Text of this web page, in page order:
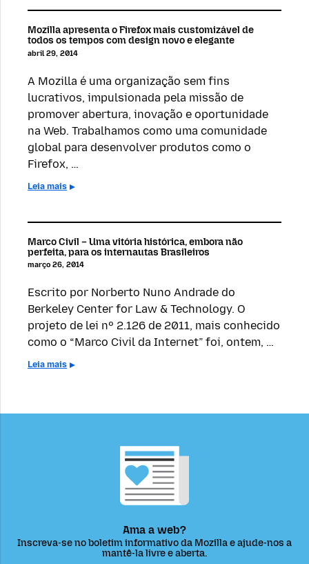
Mozilla apresenta o Firefox mais customizável de
todos os tempos com design novo e elegante
abril 29, 2014
A Mozilla é uma organização sem fins
lucrativos, impulsionada pela missão de
promover abertura, inovação e oportunidade
na Web. Trabalhamos como uma comunidade
global para desenvolver produtos como o
Firefox, …
Leia mais
Marco Civil – Uma vitória histórica, embora não
perfeita, para os internautas Brasileiros
março 26, 2014
Escrito por Norberto Nuno Andrade do
Berkeley Center for Law & Technology. O
projeto de lei nº 2.126 de 2011, mais conhecido
como o “Marco Civil da Internet” foi, ontem, …
Leia mais
Ama a web?
Inscreva-se no boletim informativo da Mozilla e ajude-nos a
mantê-la livre e aberta.